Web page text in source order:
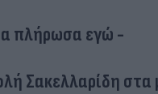
πλήρωσα εγώ -
Σακελλαρίδη στα